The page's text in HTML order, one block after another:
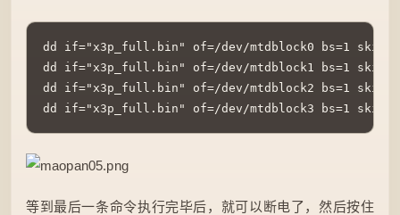
dd if="x3p_full.bin" of=/dev/mtdblock0 bs=1 skip=0
dd if="x3p_full.bin" of=/dev/mtdblock1 bs=1
dd if="x3p_full.bin" of=/dev/mtdblock2 bs=1
等到最后一条命令执行完毕后，就可以断电了，然后按住